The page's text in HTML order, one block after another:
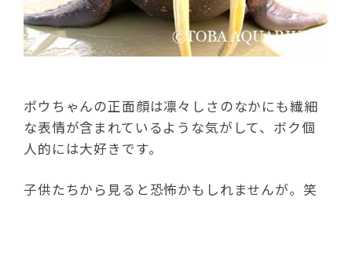
ポウちゃんの正面顔は凛々しさのなかにも繊細
な表情が含まれているような気がして、ボク個
人的には大好きです。
子供たちから見ると恐怖かもしれませんが。笑